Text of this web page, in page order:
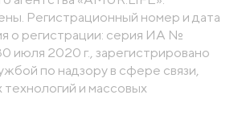
Регистрационный номер и дата
о регистрации: серия ИА №
июля 2020 г., зарегистрировано
по надзору в сфере связи,
и массовых